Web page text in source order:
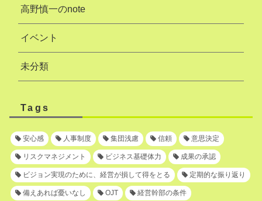
高野慎一のnote
イベント
未分類
Tags
安心感 人事制度 集団浅慮 信頼 意思決定
リスクマネジメント ビジネス基礎体力 成果の承認
ビジョン実現のために、経営が損して得をとる 定期的な振り返り
備えあれば憂いなし OJT 経営幹部の条件